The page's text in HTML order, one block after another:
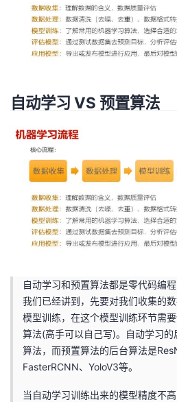
自动学习 VS 预置算法
自动学习和预置算法都是零代码编
我们已经讲到，先要对我们收集的
模型训练，在这个模型训练环节需
算法(高手可以自己写)。自动学习
算法，而预置算法的后台算法是
FasterRCNN、YoloV3等。
当自动学习训练出来的模型精度不